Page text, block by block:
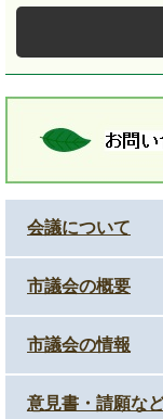
会議について
市議会の概要
市議会の情報
意見書・請願な